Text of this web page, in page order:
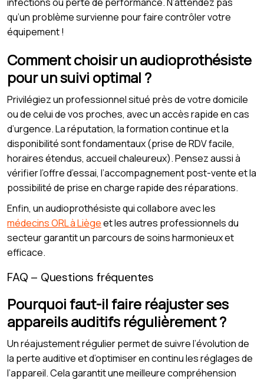
qu’un problème survienne pour faire contrôler votre
équipement !
Comment choisir un audioprothésiste
pour un suivi optimal ?
Privilégiez un professionnel situé près de votre domicile
ou de celui de vos proches, avec un accès rapide en cas
d’urgence. La réputation, la formation continue et la
disponibilité sont fondamentaux (prise de RDV facile,
horaires étendus, accueil chaleureux). Pensez aussi à
vérifier l’offre d’essai, l’accompagnement post-vente et la
possibilité de prise en charge rapide des réparations.
Enfin, un audioprothésiste qui collabore avec les
médecins ORL à Liègeet les autres professionnels du
secteur garantit un parcours de soins harmonieux et
efficace.
FAQ – Questions fréquentes
Pourquoi faut-il faire réajuster ses
appareils auditifs régulièrement ?
Un réajustement régulier permet de suivre l’évolution de
la perte auditive et d’optimiser en continu les réglages de
l’appareil. Cela garantit une meilleure compréhension